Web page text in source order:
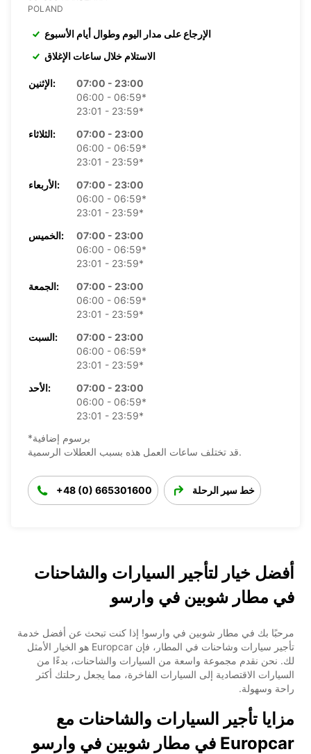
POLAND
الإرجاع على مدار اليوم وطوال أيام الأسبوع
الاستلام خلال ساعات الإغلاق
الإثنين:
07:00 - 23:00
06:00 - 06:59*
23:01 - 23:59*
الثلاثاء:
07:00 - 23:00
06:00 - 06:59*
23:01 - 23:59*
الأربعاء:
07:00 - 23:00
06:00 - 06:59*
23:01 - 23:59*
الخميس:
07:00 - 23:00
06:00 - 06:59*
23:01 - 23:59*
الجمعة:
07:00 - 23:00
06:00 - 06:59*
23:01 - 23:59*
السبت:
07:00 - 23:00
06:00 - 06:59*
23:01 - 23:59*
الأحد:
07:00 - 23:00
06:00 - 06:59*
23:01 - 23:59*
*برسوم إضافية
قد تختلف ساعات العمل هذه بسبب العطلات الرسمية.
+48 (0) 665301600 خط سير الرحلة
أفضل خيار لتأجير السيارات والشاحنات
في مطار شوبين في وارسو
مرحبًا بك في مطار شوبين في وارسو! إذا كنت تبحث عن أفضل خدمة
تأجير سيارات وشاحنات في المطار، فإن Europcar هو الخيار الأمثل
لك. نحن نقدم مجموعة واسعة من السيارات والشاحنات، بدءًا من
السيارات الاقتصادية إلى السيارات الفاخرة، مما يجعل رحلتك أكثر
راحة وسهولة.
مزايا تأجير السيارات والشاحنات مع
Europcar في مطار شوبين في وارسو